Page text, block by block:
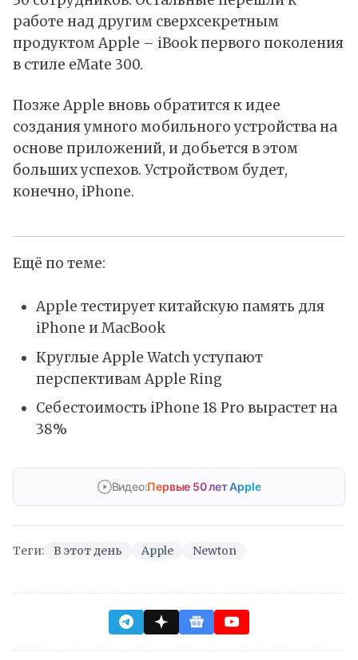
работе над другим сверхсекретным
продуктом Apple – iBook первого поколения
в стиле eMate 300.
Позже Apple вновь обратится к идее
создания умного мобильного устройства на
основе приложений, и добьется в этом
больших успехов. Устройством будет,
конечно, iPhone.
Ещё по теме:
Apple тестирует китайскую память для
iPhone и MacBook
Круглые Apple Watch уступают
перспективам Apple Ring
Себестоимость iPhone 18 Pro вырастет на
38%
Видео:Первые 50 лет Apple
Теги: В этот день Apple Newton